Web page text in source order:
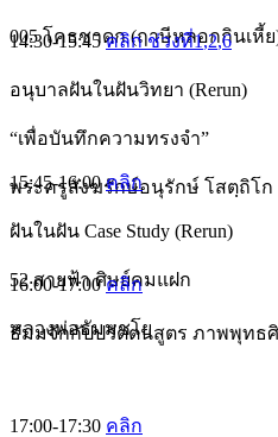
005 โคธชาดก (ฤาษีหลอกกินเหี้ย
14:30-15:45คลิก ช่วงที่1,2,6
อนุบาลฝันในฝันวิทยา (Rerun)
“เพื่อบันทึกความทรงจำ”
พระครูสังฆรักษ์อนุรักษ์ โสตฺถิโก
15:45-16:00คลิก
ฝันในฝัน Case Study (Rerun)
52 สายฟ้า ศิษย์คมแฝก
หลวงพ่อธัมมชโย
16:00-17:00คลิก
ธัมมจักกัปปวัตตนสูตร ภาพพุทธศิ
17:00-17:30 คลิก